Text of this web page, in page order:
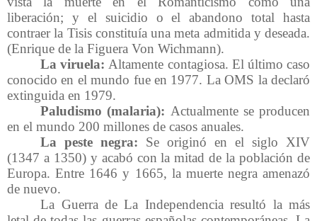
liberación; y el suicidio o el abandono total hasta
contraer la Tisis constituía una meta admitida y deseada.
(Enrique de la Figuera Von Wichmann).
La viruela: Altamente contagiosa. El último caso
conocido en el mundo fue en 1977. La OMS la declaró
extinguida en 1979.
Paludismo (malaria): Actualmente se producen
en el mundo 200 millones de casos anuales.
La peste negra: Se originó en el siglo XIV
(1347 a 1350) y acabó con la mitad de la población de
Europa. Entre 1646 y 1665, la muerte negra amenazó
de nuevo.
La Guerra de La Independencia resultó la más